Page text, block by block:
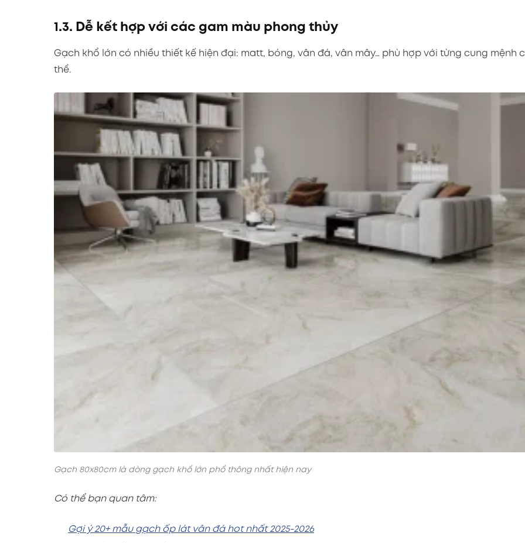
1.3. Dễ kết hợp với các gam màu phong thủy
Gạch khổ lớn có nhiều thiết kế hiện đại: matt, bóng, vân đá, vân mây… phù hợp với từng cung mệnh
thể.
Gạch 80x80cm là dòng gạch khổ lớn phổ thông nhất hiện nay
Có thể bạn quan tâm:
Gợi ý 20+ mẫu gạch ốp lát vân đá hot nhất 2025-2026